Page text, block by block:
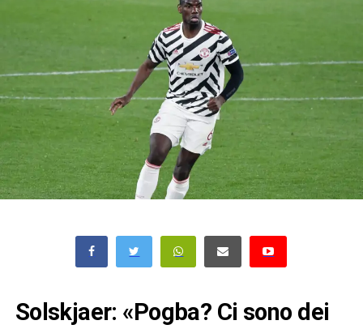
Solskjaer: «Pogba? Ci sono dei